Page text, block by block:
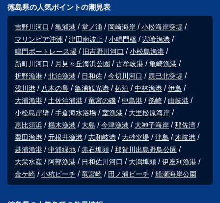
徳島県の人気ポイントの潮見表
吉野川河口 亀浦港 堂ノ浦 岡崎海岸
小松海岸突堤
マリンピア沖洲
津田南波止 小鳴門橋
宍喰漁港
鳴門ボートレース場
旧吉野川河口
小松島漁港
新町川河口
月見々丘海浜公園 古牟岐港
亀崎漁港
折野漁港
北泊漁港 日和佐 今切川河口
辰巳北突堤
浅川港
八木の鼻 亀浦観光港 椿泊 中林漁港
伊島
大浦漁港
土佐泊浦港 竜宮の磯 中島港 孫崎
由岐港
小松島岸壁
手倉海水浴場 室漁港
大里松原海岸
恵比須浜
櫛木漁港 大島 今津漁港 大神子海岸
那佐湾
粟田漁港
元根井漁港 志和岐港 大砂突堤 津島
木岐港
碁浦漁港
中浦緑地 赤石埠頭
那賀川出島野鳥公園
大栄水産
阿部漁港 日和佐川河口 大潟埠頭
伊座利漁港
金ケ崎
小杭ビーチ 竜宮崎 田ノ浦ビーチ 船瀬海岸公園